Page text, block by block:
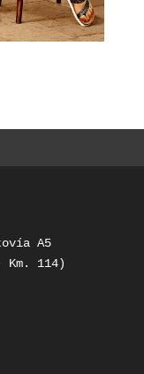
A5
114)